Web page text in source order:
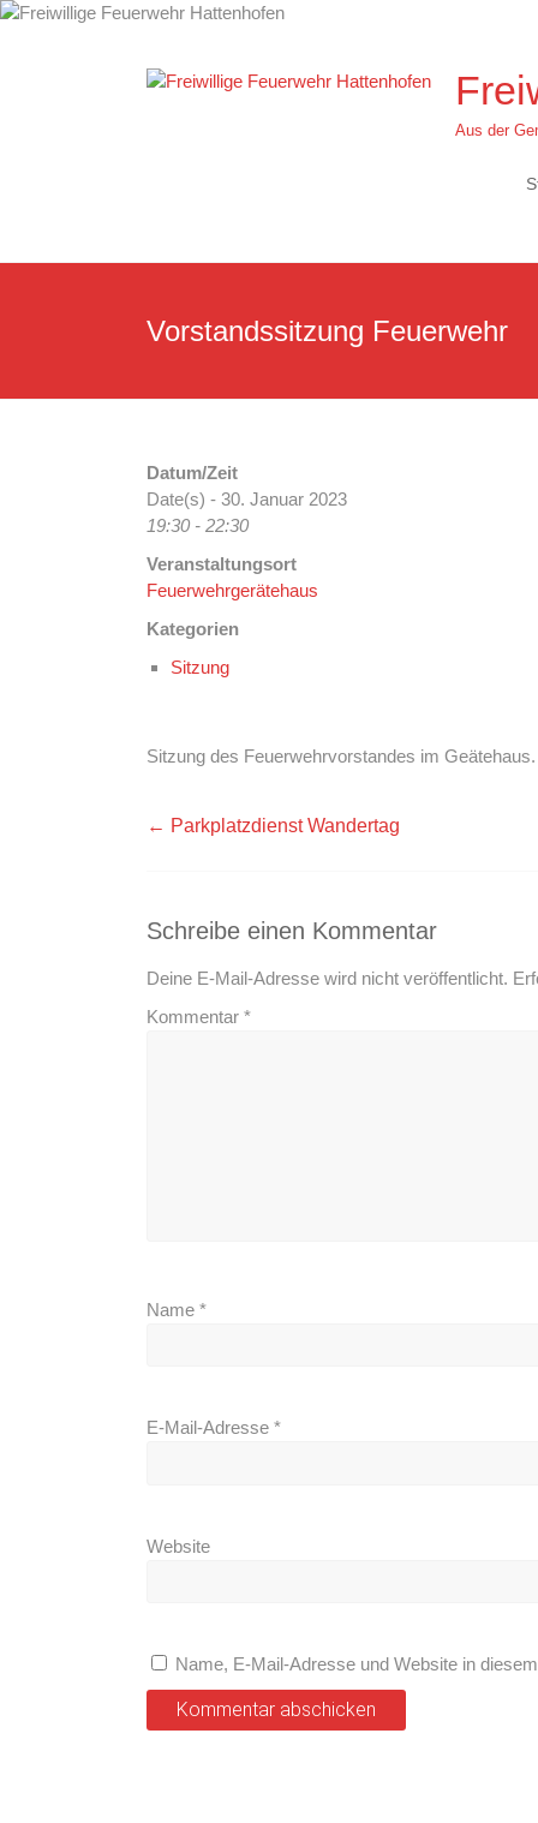
Zum
Aus der
Vorstandssitzung Feuerwehr
Datum/Zeit
Date(s) - 30. Januar 2023
19:30 - 22:30
Veranstaltungsort
Feuerwehrgerätehaus
Kategorien
Sitzung
Sitzung des Feuerwehrvorstandes im Geätehaus.
← Parkplatzdienst Wandertag
Schreibe einen Kommentar
Deine E-Mail-Adresse wird nicht veröffentlicht.
Kommentar *
Name *
E-Mail-Adresse *
Website
Name, E-Mail-Adresse und Website in